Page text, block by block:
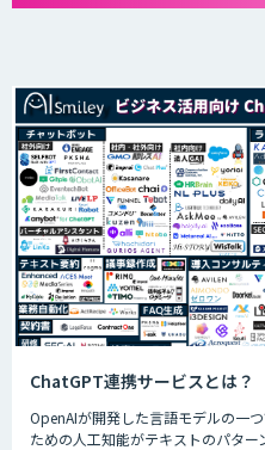
ChatGPT連携サービスとは？
OpenAIが開発した言語モデルの一
ための人工知能がテキストのパタ